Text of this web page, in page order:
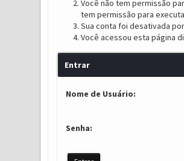
Você não tem permissão
tem permissão para
Sua conta foi desativada
Você acessou esta página
Entrar
Nome de Usuário:
Senha: